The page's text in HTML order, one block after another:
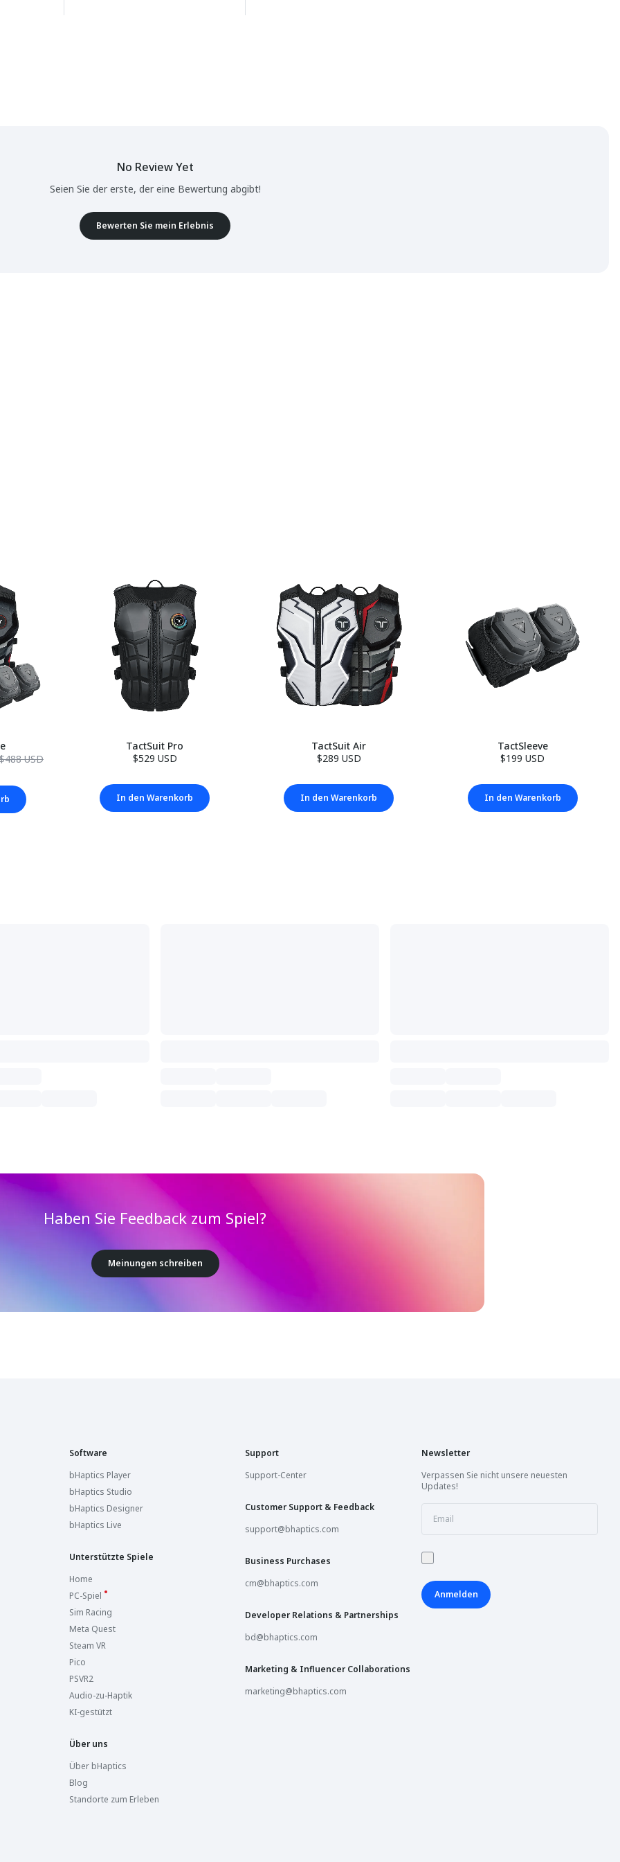
No Review Yet
Seien Sie der erste, der eine Bewertung abgibt!
Bewerten Sie mein Erlebnis
USD
TactSuit Pro
$529 USD
In den Warenkorb
TactSuit Air
$289 USD
In den Warenkorb
TactSleeve
$199 USD
In den Warenkorb
Haben Sie Feedback zum Spiel?
Meinungen schreiben
Software
bHaptics Player
bHaptics Studio
bHaptics Designer
bHaptics Live
Unterstützte Spiele
Home
PC-Spiel
Sim Racing
Meta Quest
Steam VR
Pico
PSVR2
Audio-zu-Haptik
KI-gestützt
Über uns
Über bHaptics
Blog
Standorte zum Erleben
Support
Support-Center
Customer Support & Feedback
support@bhaptics.com
Business Purchases
cm@bhaptics.com
Developer Relations & Partnerships
bd@bhaptics.com
Marketing & Influencer Collaborations
marketing@bhaptics.com
Newsletter
Verpassen Sie nicht unsere neuesten
Updates!
Anmelden